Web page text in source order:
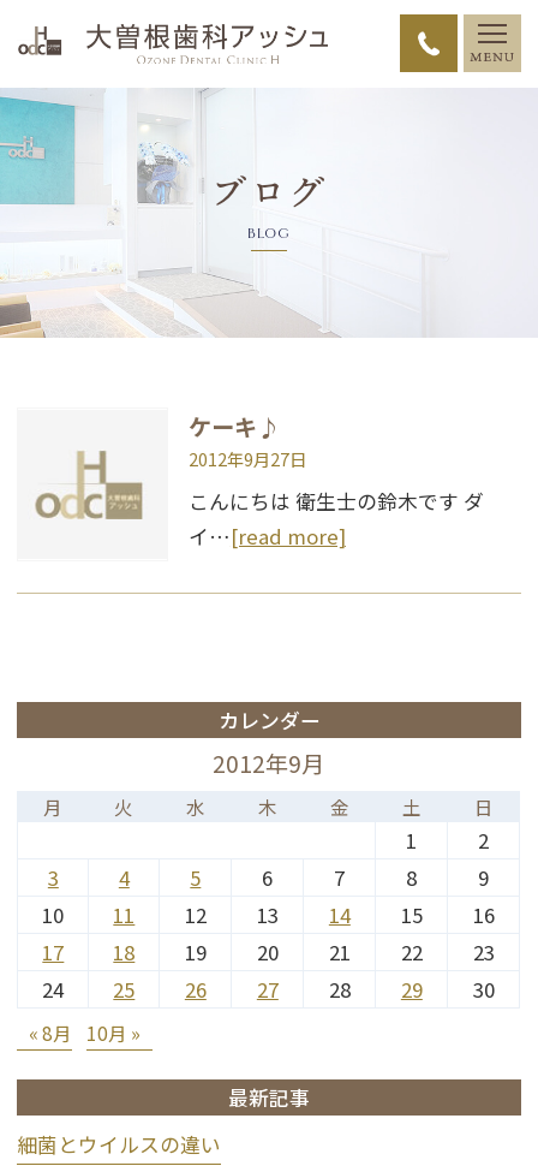
ブログ
BLOG
ケーキ♪
2012年9月27日
こんにちは 衛生士の鈴木です ダ
イ…[read more]
カレンダー
2012年9月
月 火 水 木 金 土 日
1
2
3
4 5 6 7 8
9
10
11 12 13 14 15
16
17
18 19 20 21 22
23
24
25 26 27 28 29 30
« 8月 10月 »
最新記事
細菌とウイルスの違い